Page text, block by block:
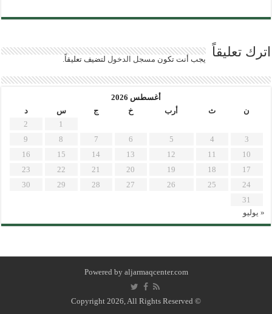
اترك تعليقاً يجب أنت تكون مسجل الدخول لتضيف تعليقاً.
أغسطس 2026
ن
ث أرب خ ج س
د
1
2
3
4
5
6
7
8
9
10
11
12
13
14
15
16
17
18
19
20
21
22
23
24
25
26
27
28
29
30
31
« يوليو
Powered by aljarmaqcenter.com
© Copyright 2026, All Rights Reserved